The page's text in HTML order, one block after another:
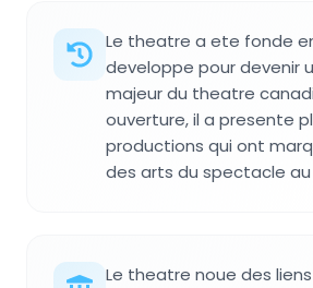
Le theatre a ete fonde
developpe pour devenir
majeur du theatre
ouverture, il a presente
productions qui ont
des arts du spectacle au
Le theatre noue des